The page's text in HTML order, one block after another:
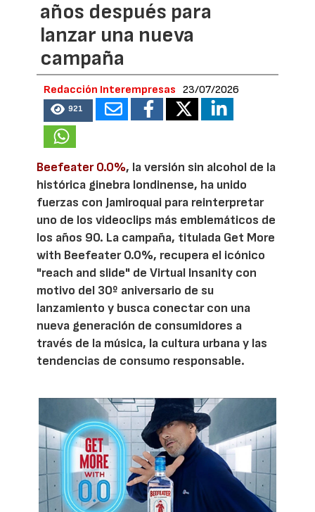
años después para
lanzar una nueva
campaña
Redacción Interempresas 23/07/2026
921
Beefeater 0.0%, la versión sin alcohol de la
histórica ginebra londinense, ha unido
fuerzas con Jamiroquai para reinterpretar
uno de los videoclips más emblemáticos de
los años 90. La campaña, titulada Get More
with Beefeater 0.0%, recupera el icónico
"reach and slide" de Virtual Insanity con
motivo del 30º aniversario de su
lanzamiento y busca conectar con una
nueva generación de consumidores a
través de la música, la cultura urbana y las
tendencias de consumo responsable.